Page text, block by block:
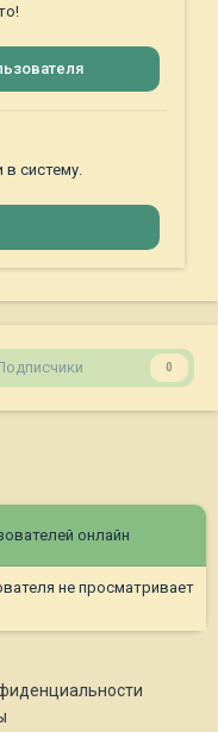
в систему.
0
онлайн
не просматривает